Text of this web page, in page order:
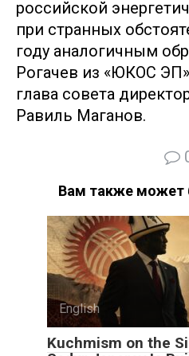
российской
при странных
году аналогичным
Рогачев из «ЮКОС
глава совета
Равиль Маганов.
Вам также может
English
Kuchmism on the